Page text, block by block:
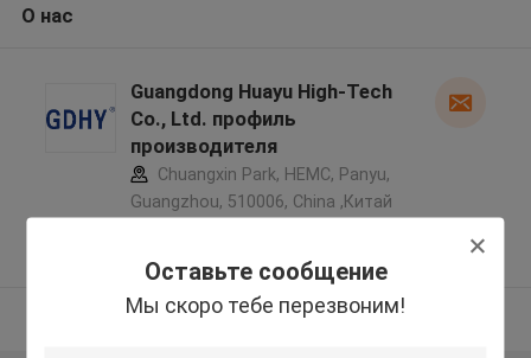
Оставьте сообщение
Мы скоро тебе перезвоним!
О нас
Guangdong Huayu High-Tech
Co., Ltd. профиль
производителя
Chuangxin Park, HEMC, Panyu,
Guangzhou, 510006, China ,Китай
поставщик
Осмотрите больше